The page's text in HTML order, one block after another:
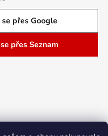
přes Google
přes Seznam